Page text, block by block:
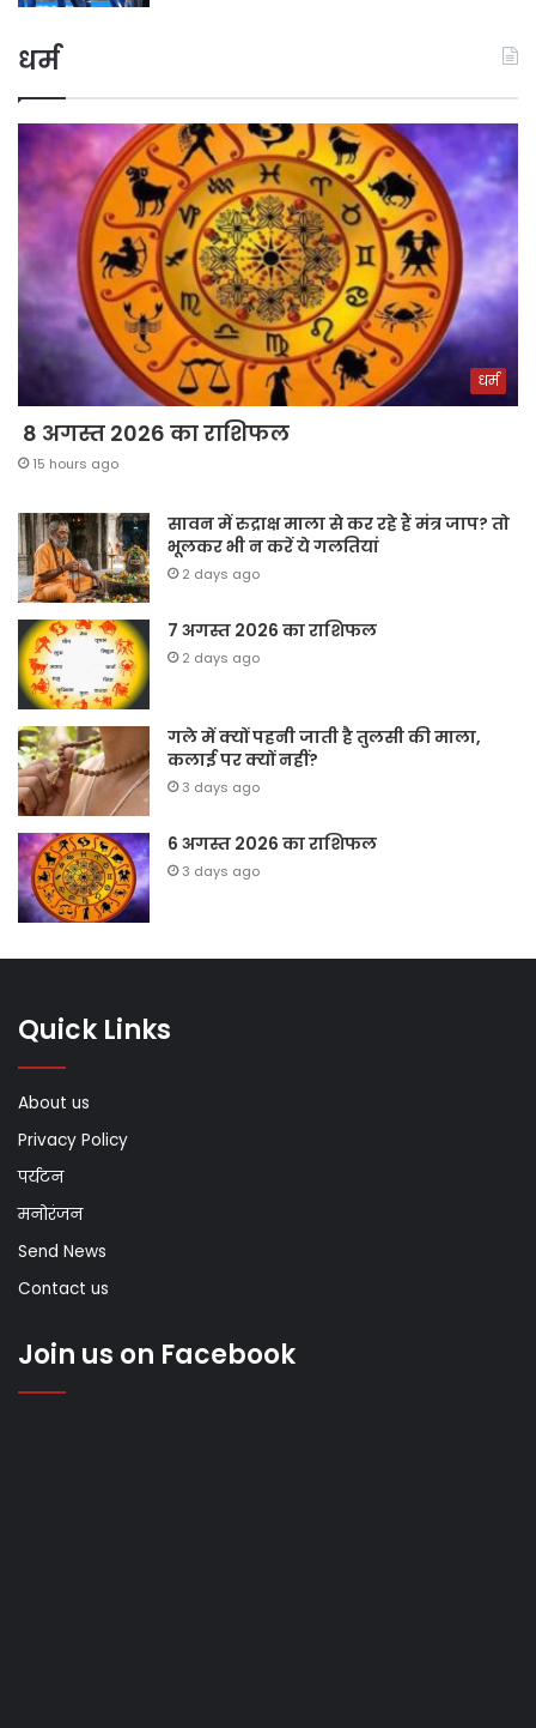
धर्म
धर्म
8 अगस्त 2026 का राशिफल
15 hours ago
सावन में रुद्राक्ष माला से कर रहे हैं मंत्र जाप? तो
भूलकर भी न करें ये गलतियां
2 days ago
7 अगस्त 2026 का राशिफल
2 days ago
गले में क्यों पहनी जाती है तुलसी की माला,
कलाई पर क्यों नहीं?
3 days ago
6 अगस्त 2026 का राशिफल
3 days ago
Quick Links
About us
Privacy Policy
पर्यटन
मनोरंजन
Send News
Contact us
Join us on Facebook